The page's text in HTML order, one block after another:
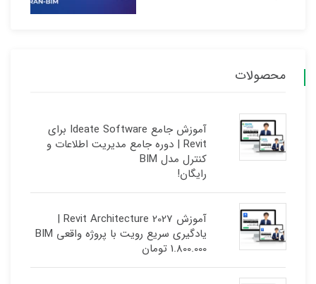
محصولات
آموزش جامع Ideate Software برای
Revit | دوره جامع مدیریت اطلاعات و
کنترل مدل BIM
رایگان!
آموزش Revit Architecture 2027 |
یادگیری سریع رویت با پروژه واقعی BIM
1.800.000 تومان